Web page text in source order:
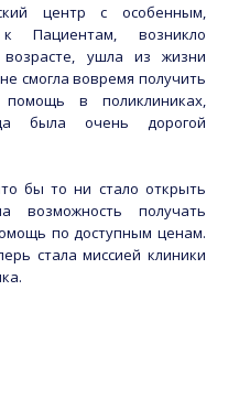
центр с особенным,
Пациентам, возникло
ушла из жизни
смогла вовремя получить
помощь в поликлиниках,
была очень дорогой
бы то ни стало открыть
получать
по доступным ценам.
стала миссией клиники